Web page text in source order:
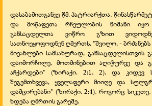
დასაბამითგანვე წმ. პატრიარქთა,
და მოწაფეთა რჩეულობის ნიშანი
განსაცდელთა ვიწრო გზით
სათნოეყოფოდნენ ღმერთს. "შვილო, -
მიეახლები სამსახურად, განსაცდელისთვის
დაიმორჩილე, მოთმინებით აღიჭურვე და
აჩქარდები" (ზირაქი. 2:1, 2). და კიდევ
შეგემთხვევა, ყველაფერი მიიღე და
დამცირებანი" (ზირაქი. 2:4), როგორც
ხდება ღმრთის გარეშე.